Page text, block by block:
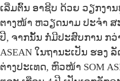
ເລີ່ມຕົ້ນ ອາຊີບ ດ້ວຍ ວຽກງາ
ຕາງໜ້າ ຫວຽດນາມ ປະຈຳ ສ
ປີ, ຈາກນັ້ນ ກໍ່ມີປະສົບການ ກ
ASEAN ໃນຖານະເປັນ ຮອງ
ຕ່າງປະເທດ, ຫົວໜ້າ SOM